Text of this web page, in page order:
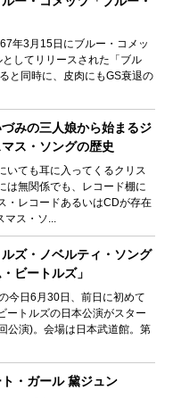
年3月15日にブルー・コメッ
してリリースされた「ブル
と同時に、皮肉にもGS衰退の
みの三人娘から始まるジ
ス・ソングの歴史
いても耳に入ってくるクリス
は無関係でも、レコード棚に
・レコードあるいはCDが存在
マス・ソ...
ズ・ノベルティ・ソング
ビートルズ」
今日6月30日、前日に初めて
ートルズの日本公演がスター
公演)。会場は日本武道館。第
・ガール 黛ジュン